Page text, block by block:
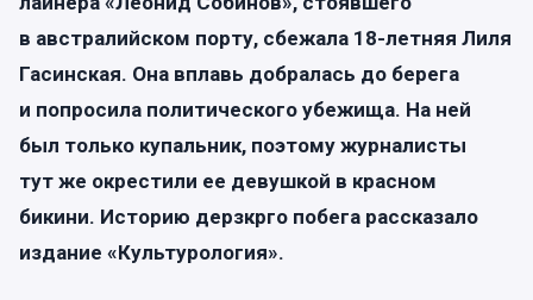
в австралийском порту, сбежала 18-летняя Лиля
Гасинская. Она вплавь добралась до берега
и попросила политического убежища. На ней
был только купальник, поэтому журналисты
тут же окрестили ее девушкой в красном
бикини. Историю дерзкрго побега рассказало
издание «Культурология».